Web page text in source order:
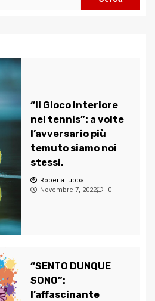
“Il Gioco Interiore
nel tennis”: a volte
l’avversario più
temuto siamo noi
stessi.
Roberta Iuppa
Novembre 7, 2022
0
“SENTO DUNQUE
SONO”:
l’affascinante